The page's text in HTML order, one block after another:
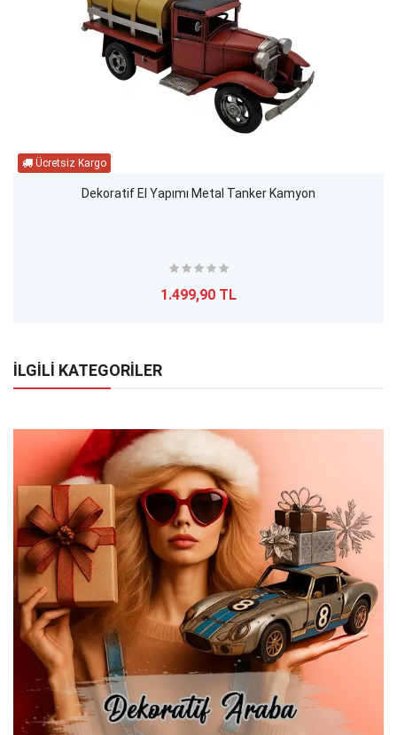
Dekoratif El Yapımı Metal Tanker Kamyon
1.499,90 TL
İLGİLİ KATEGORİLER